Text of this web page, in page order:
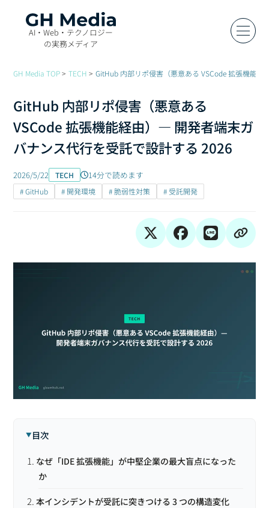
AI・Web・テクノロジー
の実務メディア
GH Media TOP TECH GitHub 内部リポ侵害（悪意ある VSCode 拡張機能
GitHub 内部リポ侵害（悪意ある
VSCode 拡張機能経由）— 開発者端末ガ
バナンス代行を受託で設計する 2026
2026/5/22 TECH 14分で読めます
# GitHub # 開発環境 # 脆弱性対策 # 受託開発
目次
なぜ「IDE 拡張機能」が中堅企業の最大盲点になった
か
本インシデントが受託に突きつける 3 つの構造変化